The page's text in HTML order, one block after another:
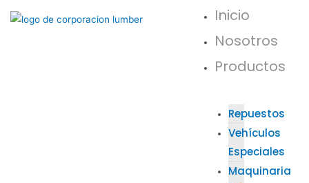
Inicio
Nosotros
Productos
Repuestos
Vehículos
Especiales
Maquinaria